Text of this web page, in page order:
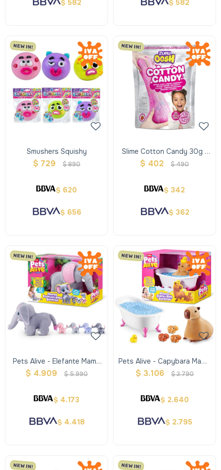
$ 582 $ 582
Smushers Squishy
$ 729 $890
$ 620
$ 656
Slime Cotton Candy 30g -
Oosh
$ 402 $490
$ 342
$ 362
Pets Alive - Elefante Mamá
Y Bebes
$ 4.909 $ 5.990
$ 4.173
$ 4.418
Pets Alive - Capybara Mamá
Y Bebes
$ 3.106 $3.790
$ 2.640
$ 2.795